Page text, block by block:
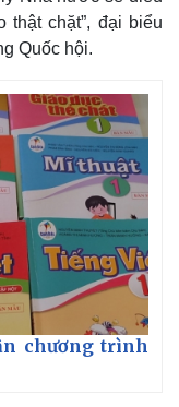
thật chặt”, đại biểu
Quốc hội.
chương trình